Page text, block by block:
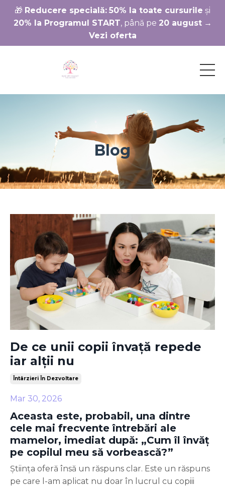
🎁 Reducere specială: 50% la toate cursurile și
20% la Programul START, până pe 20 august→
Vezi oferta
Blog
De ce unii copii învață repede
iar alții nu
Întârzieri În Dezvoltare
Mar 30, 2026
Aceasta este, probabil, una dintre
cele mai frecvente întrebări ale
mamelor, imediat după: „Cum îl învăț
pe copilul meu să vorbească?”
Știința oferă însă un răspuns clar. Este un răspuns
pe care l-am aplicat nu doar în lucrul cu copiii